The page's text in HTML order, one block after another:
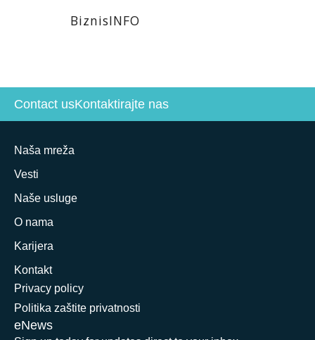
BiznisINFO
Contact usKontaktirajte nas
Naša mreža
Vesti
Naše usluge
O nama
Karijera
Kontakt
Privacy policy
Politika zaštite privatnosti
eNews